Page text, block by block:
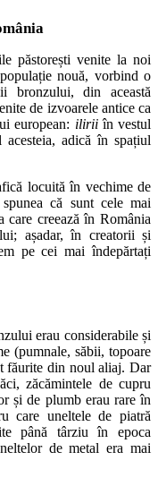
păstorești venite la noi
nouă, vorbind o
bronzului, din această
de izvoarele antice ca
european: iliriiîn vestul
adică în spațiul
locuită în vechime de
că sunt cele mai
care creează în România
așadar, în creatorii și
pe cei mai îndepărtați
erau considerabile și
(pumnale, săbii, topoare
făurite din noul aliaj. Dar
zăcămintele de cupru
și de plumb erau rare în
care uneltele de piatră
până târziu în epoca
de metal era mai